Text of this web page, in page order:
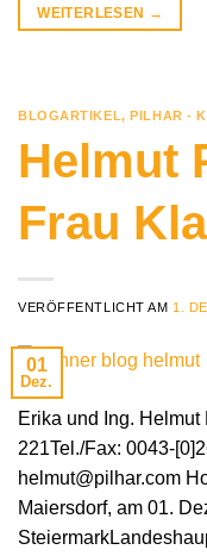
WEITERLESEN →
BLOGARTIKEL, PILHAR -
Helmut
Frau
VERÖFFENTLICHT AM 1.
01
Dez.
Erika und Ing.
221Tel./Fax: 0043-
helmut@pilhar.com
Maiersdorf, am 01.